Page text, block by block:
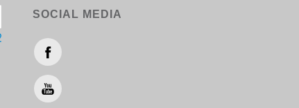
SOCIAL MEDIA